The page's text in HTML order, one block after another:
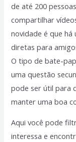
de até 200
compartilhar
novidade é que há
diretas para
O tipo de bate-
uma questão
pode ser útil para
manter uma boa
Aqui você pode
interessa e